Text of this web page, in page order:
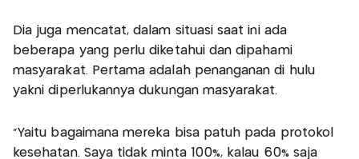
Dia juga mencatat, dalam situasi saat ini ada
beberapa yang perlu diketahui dan dipahami
masyarakat. Pertama adalah penanganan di hulu
yakni diperlukannya dukungan masyarakat.
"Yaitu bagaimana mereka bisa patuh pada protokol
kesehatan. Saya tidak minta 100%, kalau 60% saja